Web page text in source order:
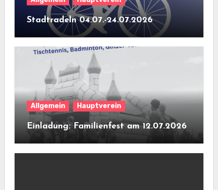
Stadtradeln 04.07.-24.07.2026
Allgemein Hauptverein
Einladung: Familienfest am 12.07.2026